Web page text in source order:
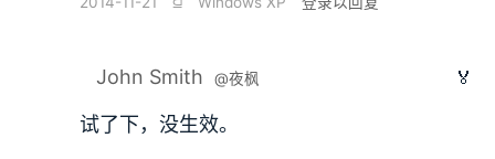
John Smith @夜枫 🏅
试了下，没生效。